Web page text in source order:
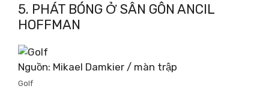
5. PHÁT BÓNG Ở SÂN GÔN ANCIL
HOFFMAN
Nguồn: Mikael Damkier / màn trập
Golf